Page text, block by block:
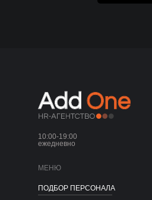
ПОДБОР ПЕРСОНАЛА
10:00-19:00
ежедневно
МЕНЮ